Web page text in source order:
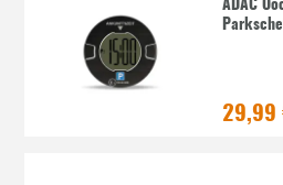
ADAC
29,99